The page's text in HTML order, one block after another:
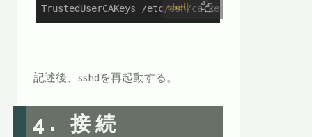
shell
TrustedUserCAKeys /etc/ssh/ca.key.pub
記述後、sshdを再起動する。
4. 接続